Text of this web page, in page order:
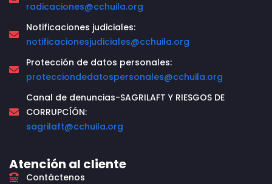
radicaciones@cchuila.org
Notificaciones judiciales:
notificacionesjudiciales@cchuila.org
Protección de datos personales:
protecciondedatospersonales@cchuila.org
Canal de denuncias-SAGRILAFT Y RIESGOS DE
CORRUPCÍÓN:
sagrilaft@cchuila.org
Atención al cliente
Contáctenos